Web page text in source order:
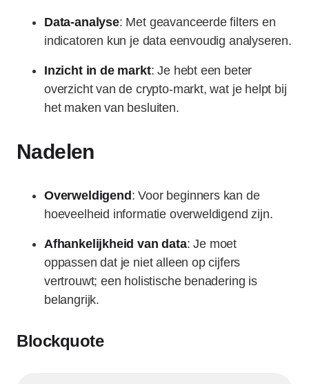
Data-analyse: Met geavanceerde filters en
indicatoren kun je data eenvoudig analyseren.
Inzicht in de markt: Je hebt een beter
overzicht van de crypto-markt, wat je helpt bij
het maken van besluiten.
Nadelen
Overweldigend : Voor beginners kan de
hoeveelheid informatie overweldigend zijn.
Afhankelijkheid van data: Je moet
oppassen dat je niet alleen op cijfers
vertrouwt; een holistische benadering is
belangrijk.
Blockquote